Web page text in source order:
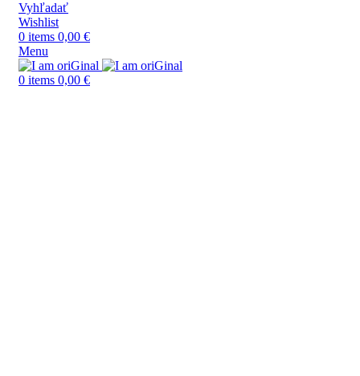
Vyhľadať
Wishlist
0 items 0,00 €
Menu
0 items 0,00 €